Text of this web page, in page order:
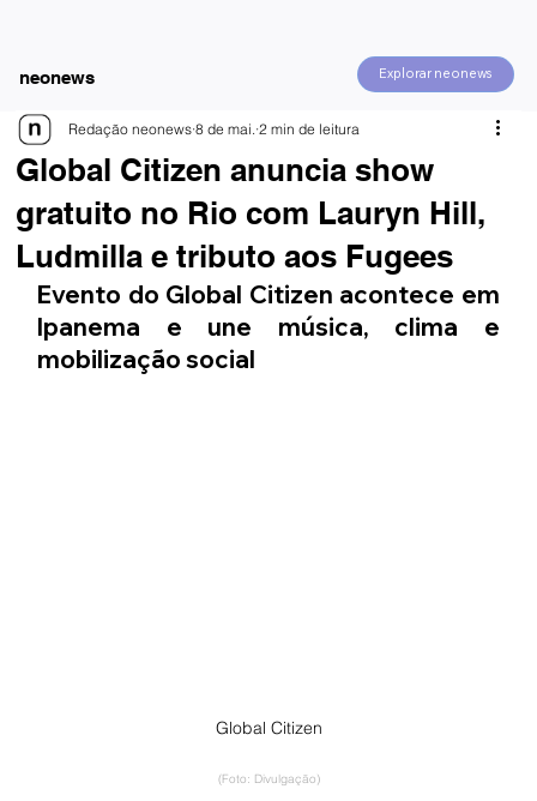
Explorar neonews
neonews
Global Citizen anuncia show
gratuito no Rio com Lauryn Hill,
Ludmilla e tributo aos Fugees
Redação neonews 8 de mai. 2 min de leitura
Evento do Global Citizen acontece em
Ipanema e une música, clima e
mobilização social
Global Citizen
(Foto: Divulgação)